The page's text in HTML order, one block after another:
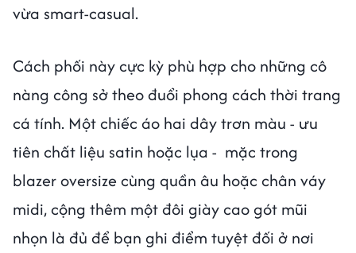
vừa smart-casual.
Cách phối này cực kỳ phù hợp cho những cô
nàng công sở theo đuổi phong cách thời trang
cá tính. Một chiếc áo hai dây trơn màu - ưu
tiên chất liệu satin hoặc lụa - mặc trong
blazer oversize cùng quần âu hoặc chân váy
midi, cộng thêm một đôi giày cao gót mũi
nhọn là đủ để bạn ghi điểm tuyệt đối ở nơi